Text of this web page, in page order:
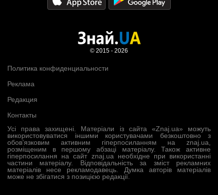
Усі права захищені. Матеріали із сайта «Znaj.ua» можуть
використовуватися іншими користувачами безкоштовно з
обов’язковим активним гіперпосиланням на znaj.ua,
розміщеним в першому абзаці матеріалу. Також активне
гіперпосилання на сайт znaj.ua необхідне при використанні
частини матеріалу. Відповідальність за зміст рекламних
матеріалів несе рекламодавець. Думка авторів матеріалів
може не збігатися з позицією редакції.
Политика конфиденциальности
Реклама
Редакция
Контакты
© 2015 - 2026